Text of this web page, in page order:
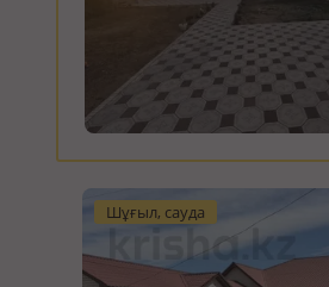
Шұғыл, сауда